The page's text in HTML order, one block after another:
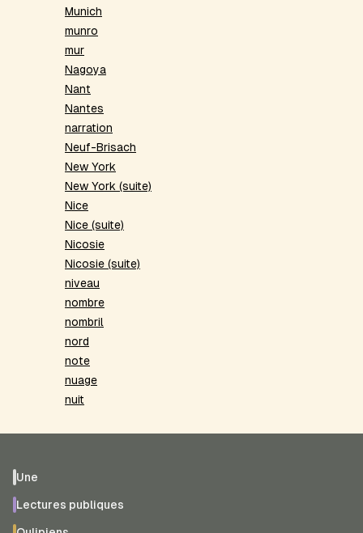
Munich
munro
mur
Nagoya
Nant
Nantes
narration
Neuf-Brisach
New York
New York (suite)
Nice
Nice (suite)
Nicosie
Nicosie (suite)
niveau
nombre
nombril
nord
note
nuage
nuit
Une
Lectures publiques